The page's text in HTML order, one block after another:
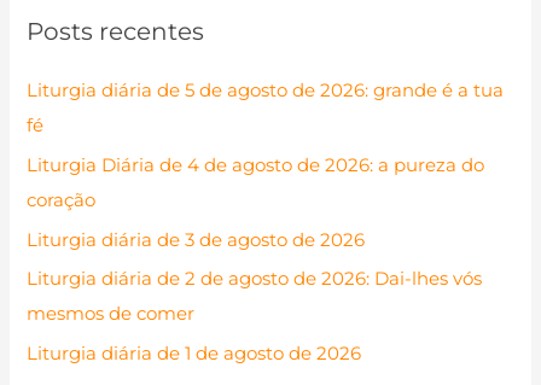
u
r
p
o
r
:
Posts recentes
Liturgia diária de 5 de agosto de 2026: grande é a tua
fé
Liturgia Diária de 4 de agosto de 2026: a pureza do
coração
Liturgia diária de 3 de agosto de 2026
Liturgia diária de 2 de agosto de 2026: Dai-lhes vós
mesmos de comer
Liturgia diária de 1 de agosto de 2026